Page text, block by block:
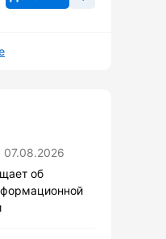
07.08.2026
об